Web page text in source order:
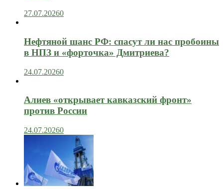
27.07.20260
Нефтяной шанс РФ: спасут ли нас пробоины
в НПЗ и «форточка» Дмитриева?
24.07.20260
Алиев «открывает кавказский фронт»
против России
24.07.20260